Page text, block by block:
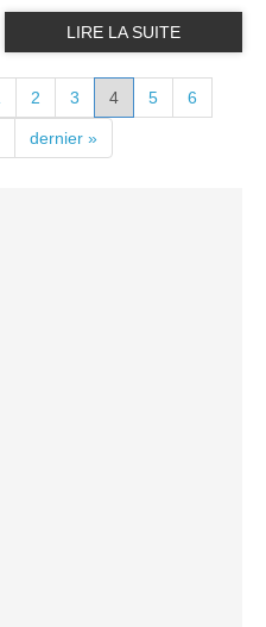
LIRE LA SUITE
2 3 4 5 6
dernier »